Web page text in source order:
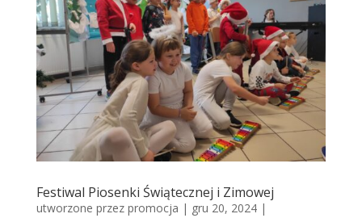
Festiwal Piosenki Świątecznej i Zimowej
utworzone przez promocja | gru 20, 2024|